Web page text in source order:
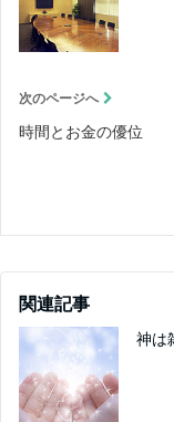
次のページへ
時間とお金の優位
関連記事
神は